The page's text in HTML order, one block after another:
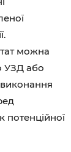
можна
УЗД або
виконання
потенційної